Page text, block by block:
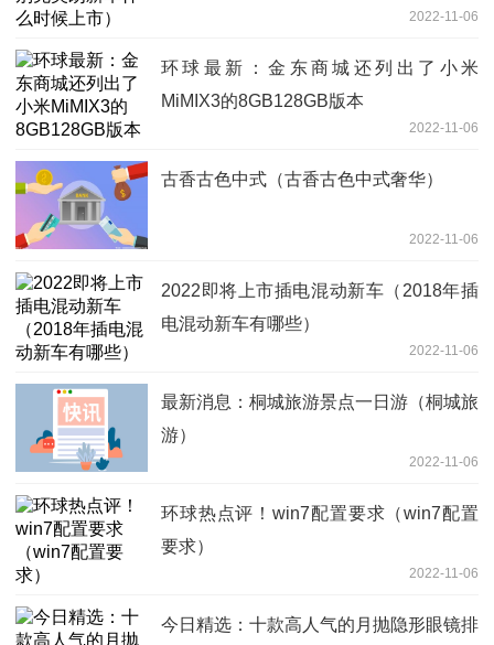
2022-11-06
环球最新：金东商城还列出了小米
MiMIX3的8GB128GB版本
2022-11-06
古香古色中式（古香古色中式奢华）
2022-11-06
2022即将上市插电混动新车（2018年插
电混动新车有哪些）
2022-11-06
最新消息：桐城旅游景点一日游（桐城旅
游）
2022-11-06
环球热点评！win7配置要求（win7配置
要求）
2022-11-06
今日精选：十款高人气的月抛隐形眼镜排